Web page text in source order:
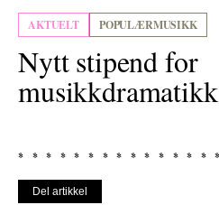
AKTUELT POPULÆRMUSIKK
Nytt stipend for
musikkdramatikk
Del artikkel